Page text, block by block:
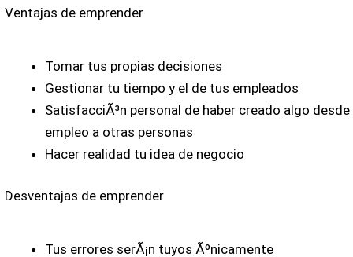
Ventajas de emprender
Tomar tus propias decisiones
Gestionar tu tiempo y el de tus empleados
SatisfacciÃ³n personal de haber creado algo desde
empleo a otras personas
Hacer realidad tu idea de negocio
Desventajas de emprender
Tus errores serÃ¡n tuyos Ãºnicamente